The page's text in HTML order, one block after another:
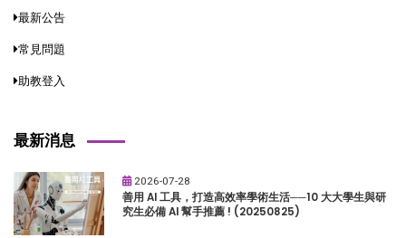
最新公告
常見問題
助教登入
最新消息
2026-07-28
善用 AI 工具，打造高效率學術生活──10 大大學生與研
究生必備 AI 幫手推薦 ! (20250825)